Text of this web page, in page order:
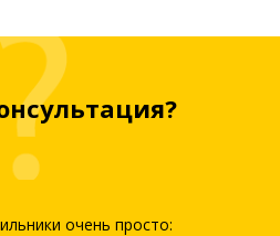
очень просто: